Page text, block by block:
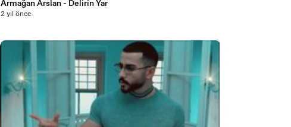
Armağan Arslan - Delirin Yar
2 yıl önce